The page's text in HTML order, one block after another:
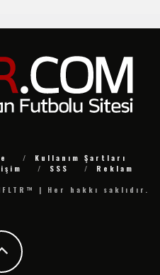
Kullanım Şartları
SSS
Reklam
| Her hakkı saklıdır.